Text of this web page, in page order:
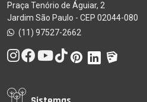
Praça Tenório de Águiar, 2
Jardim São Paulo - CEP 02044-080
(11) 97527-2662